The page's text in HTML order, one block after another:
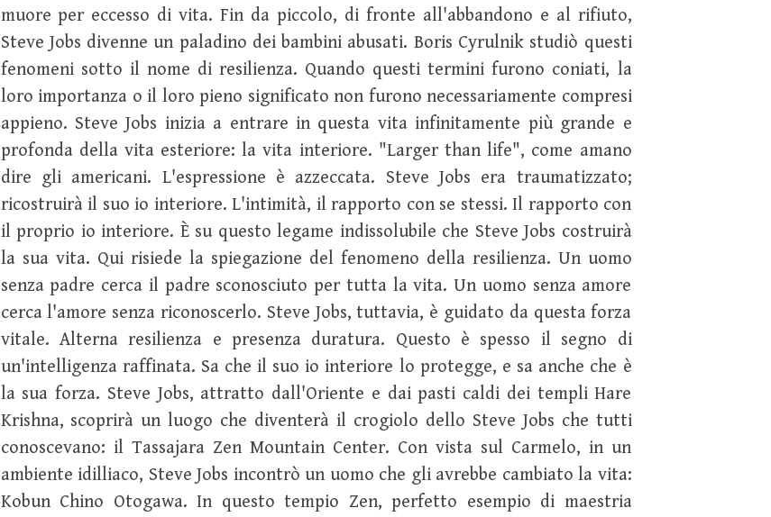
muore per eccesso di vita. Fin da piccolo, di fronte all'abbandono e al rifiuto,
Steve Jobs divenne un paladino dei bambini abusati. Boris Cyrulnik studiò questi
fenomeni sotto il nome di resilienza. Quando questi termini furono coniati, la
loro importanza o il loro pieno significato non furono necessariamente compresi
appieno. Steve Jobs inizia a entrare in questa vita infinitamente più grande e
profonda della vita esteriore: la vita interiore. "Larger than life", come amano
dire gli americani. L'espressione è azzeccata. Steve Jobs era traumatizzato;
ricostruirà il suo io interiore. L'intimità, il rapporto con se stessi. Il rapporto con
il proprio io interiore. È su questo legame indissolubile che Steve Jobs costruirà
la sua vita. Qui risiede la spiegazione del fenomeno della resilienza. Un uomo
senza padre cerca il padre sconosciuto per tutta la vita. Un uomo senza amore
cerca l'amore senza riconoscerlo. Steve Jobs, tuttavia, è guidato da questa forza
vitale. Alterna resilienza e presenza duratura. Questo è spesso il segno di
un'intelligenza raffinata. Sa che il suo io interiore lo protegge, e sa anche che è
la sua forza. Steve Jobs, attratto dall'Oriente e dai pasti caldi dei templi Hare
Krishna, scoprirà un luogo che diventerà il crogiolo dello Steve Jobs che tutti
conoscevano: il Tassajara Zen Mountain Center. Con vista sul Carmelo, in un
ambiente idilliaco, Steve Jobs incontrò un uomo che gli avrebbe cambiato la vita:
Kobun Chino Otogawa. In questo tempio Zen, perfetto esempio di maestria